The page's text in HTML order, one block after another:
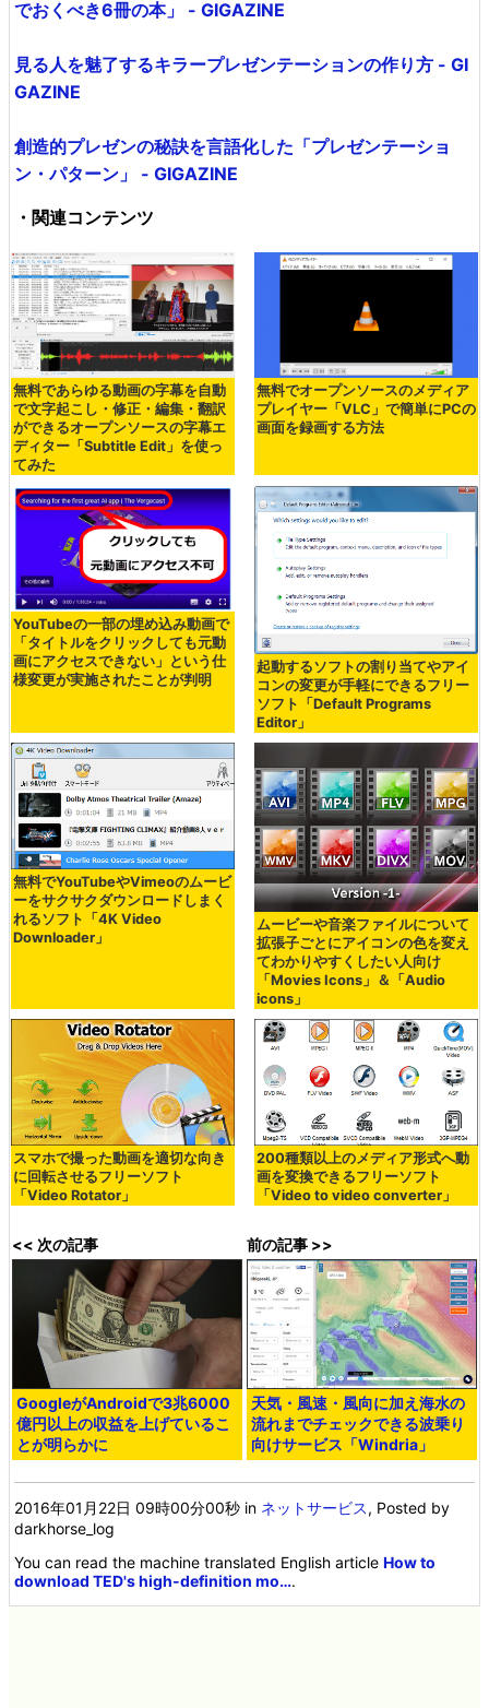
でおくべき6冊の本」 - GIGAZINE
見る人を魅了するキラープレゼンテーションの作り方 - GI
GAZINE
創造的プレゼンの秘訣を言語化した「プレゼンテーショ
ン・パターン」 - GIGAZINE
・関連コンテンツ
無料であらゆる動画の字幕を自動
で文字起こし・修正・編集・翻訳
ができるオープンソースの字幕エ
ディター「Subtitle Edit」を使っ
てみた
無料でオープンソースのメディア
プレイヤー「VLC」で簡単にPCの
画面を録画する方法
YouTubeの一部の埋め込み動画で
「タイトルをクリックしても元動
画にアクセスできない」という仕
様変更が実施されたことが判明
起動するソフトの割り当てやアイ
コンの変更が手軽にできるフリー
ソフト「Default Programs
Editor」
無料でYouTubeやVimeoのムービ
ーをサクサクダウンロードしまく
れるソフト「4K Video
Downloader」
ムービーや音楽ファイルについて
拡張子ごとにアイコンの色を変え
てわかりやすくしたい人向け
「Movies Icons」＆「Audio
icons」
スマホで撮った動画を適切な向き
に回転させるフリーソフト
「Video Rotator」
200種類以上のメディア形式へ動
画を変換できるフリーソフト
「Video to video converter」
<< 次の記事
GoogleがAndroidで3兆6000
億円以上の収益を上げているこ
とが明らかに
前の記事 >>
天気・風速・風向に加え海水の
流れまでチェックできる波乗り
向けサービス「Windria」
2016年01月22日 09時00分00秒 in ネットサービス, Posted by
darkhorse_log
You can read the machine translated English articleHow to
download TED's high-definition mo….